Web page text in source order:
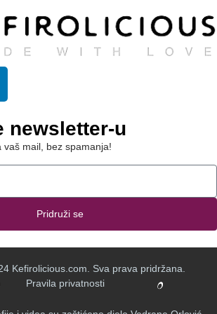
newsletter-u
vaš mail, bez spamanja!
Pridruži se
Kefirolicious.com. Sva prava pridržana.
Pravila privatnosti